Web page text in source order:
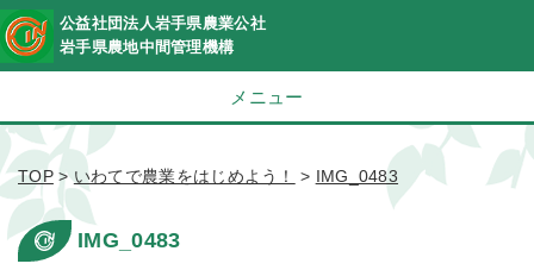
公益社団法人岩手県農業公社
岩手県農地中間管理機構
メニュー
TOP>いわてで農業をはじめよう！ > IMG_0483
IMG_0483